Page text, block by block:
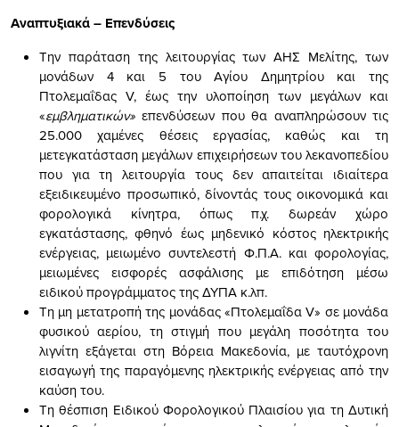
Αναπτυξιακά – Επενδύσεις
Την παράταση της λειτουργίας των ΑΗΣ Μελίτης, των
μονάδων 4 και 5 του Αγίου Δημητρίου και της
Πτολεμαΐδας V, έως την υλοποίηση των μεγάλων και
«εμβληματικών» επενδύσεων που θα αναπληρώσουν τις
25.000 χαμένες θέσεις εργασίας, καθώς και τη
μετεγκατάσταση μεγάλων επιχειρήσεων του λεκανοπεδίου
που για τη λειτουργία τους δεν απαιτείται ιδιαίτερα
εξειδικευμένο προσωπικό, δίνοντάς τους οικονομικά και
φορολογικά κίνητρα, όπως π.χ. δωρεάν χώρο
εγκατάστασης, φθηνό έως μηδενικό κόστος ηλεκτρικής
ενέργειας, μειωμένο συντελεστή Φ.Π.Α. και φορολογίας,
μειωμένες εισφορές ασφάλισης με επιδότηση μέσω
ειδικού προγράμματος της ΔΥΠΑ κ.λπ.
Τη μη μετατροπή της μονάδας «Πτολεμαΐδα V» σε μονάδα
φυσικού αερίου, τη στιγμή που μεγάλη ποσότητα του
λιγνίτη εξάγεται στη Βόρεια Μακεδονία, με ταυτόχρονη
εισαγωγή της παραγόμενης ηλεκτρικής ενέργειας από την
καύση του.
Τη θέσπιση Ειδικού Φορολογικού Πλαισίου για τη Δυτική